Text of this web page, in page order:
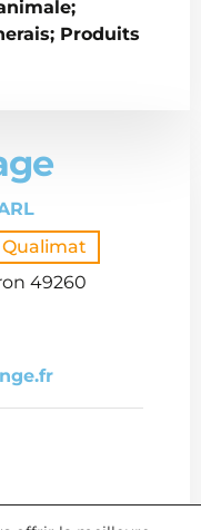
Produits
Qualimat
49260